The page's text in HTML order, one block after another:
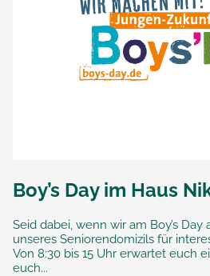
Boy’s Day im Haus
Seid dabei, wenn wir am Boy’s Day
unseres Seniorendomizils für
Von 8:30 bis 15 Uhr erwartet euch
euch...